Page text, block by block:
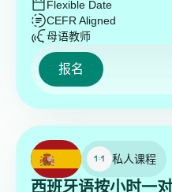
Flexible Date
CEFR Aligned
母语教师
报名
私人课程
西班牙语按小时一